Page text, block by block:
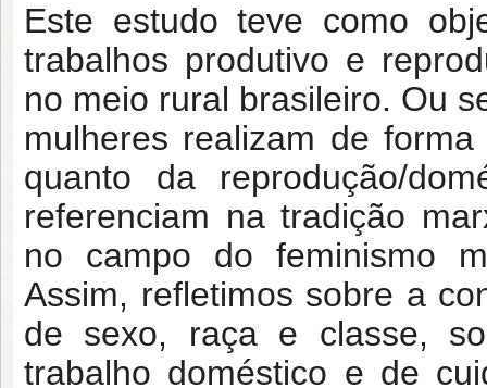
Este estudo teve como
trabalhos produtivo e
no meio rural brasileiro. Ou
mulheres realizam de
quanto da reprodução/
referenciam na tradição
no campo do feminismo
Assim, refletimos sobre a
de sexo, raça e classe,
trabalho doméstico e de